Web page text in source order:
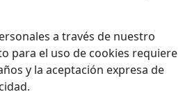
a través de nuestro
para el uso de cookies requiere
y la aceptación expresa de